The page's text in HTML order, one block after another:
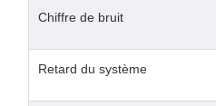
Chiffre de bruit
Retard du système